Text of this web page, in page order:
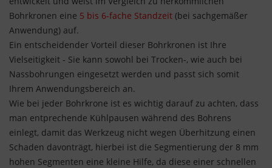
Bohrkronen eine 5 bis 6-fache Standzeit (bei sachgemäßer
Anwendung) auf.
Ein entscheidender Vorteil dieser Bohrkronen ist Ihre
Vielseitigkeit - Sie kann sowohl bei Trocken-, wie auch bei
Nassbohrungen eingesetzt werden und passt sich somit
Ihrem Anwendungsbereich an.
Wie bei jeder Bohrkrone ist es wichtig darauf zu achten, dass
man entprechende Kühlpausen während des Bohrens
einlegt, damit das Werkzeug nicht wegen Überhitzung einen
Schaden davonträgt, hierbei ist die Segmentierung der 8 mm
hohen Segmenten eine kleine Hilfe, da diese einer schnellen